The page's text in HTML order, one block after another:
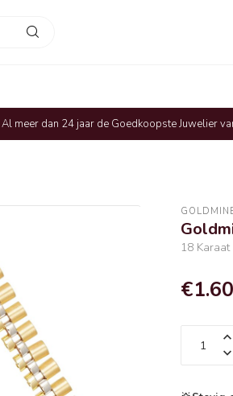
Al meer dan 24 jaar de Goedkoopste Juwelier
18 Karaat